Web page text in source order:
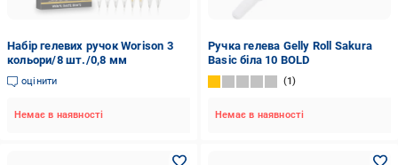
Набір гелевих ручок Worison 3
кольори/8 шт./0,8 мм
оцінити
Немає в наявності
Ручка гелева Gelly Roll Sakura
Basic біла 10 BOLD
1
Немає в наявності